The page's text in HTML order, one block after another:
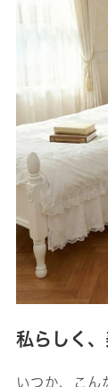
私らしく、
いつか、こん